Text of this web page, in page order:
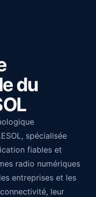
du
spécialisée
fiables et
radio numériques
entreprises et les
leur